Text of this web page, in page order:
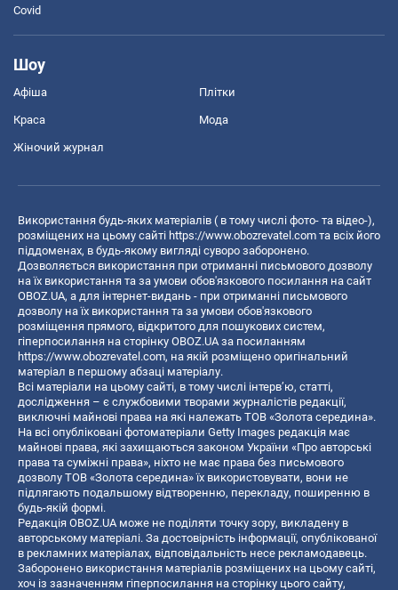
Covid
Шоу
Афіша Плітки
Краса Мода
Жіночий журнал
Використання будь-яких матеріалів ( в тому числі фото- та відео-),
розміщених на цьому сайті https://www.obozrevatel.com та всіх його
піддоменах, в будь-якому вигляді суворо заборонено.
Дозволяється використання при отриманні письмового дозволу
на їх використання та за умови обов'язкового посилання на сайт
OBOZ.UA, а для інтернет-видань - при отриманні письмового
дозволу на їх використання та за умови обов'язкового
розміщення прямого, відкритого для пошукових систем,
гіперпосилання на сторінку OBOZ.UA за посиланням
https://www.obozrevatel.com, на якій розміщено оригінальний
матеріал в першому абзаці матеріалу.
Всі матеріали на цьому сайті, в тому числі інтерв’ю, статті,
дослідження – є службовими творами журналістів редакції,
виключні майнові права на які належать ТОВ «Золота середина».
На всі опубліковані фотоматеріали Getty Images редакція має
майнові права, які захищаються законом України «Про авторські
права та суміжні права», ніхто не має права без письмового
дозволу ТОВ «Золота середина» їх використовувати, вони не
підлягають подальшому відтворенню, перекладу, поширенню в
будь-якій формі.
Редакція OBOZ.UA може не поділяти точку зору, викладену в
авторському матеріалі. За достовірність інформації, опублікованої
в рекламних матеріалах, відповідальність несе рекламодавець.
Заборонено використання матеріалів розміщених на цьому сайті,
хоч із зазначенням гіперпосилання на сторінку цього сайту,